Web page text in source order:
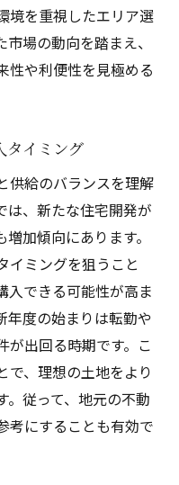
境を重視したエリア選
場の動向を踏まえ、
性や利便性を見極める
タイミング
供給のバランスを理解
は、新たな住宅開発が
加傾向にあります。
イミングを狙うこと
入できる可能性が高ま
年度の始まりは転勤や
が出回る時期です。こ
で、理想の土地をより
。従って、地元の不動
考にすることも有効で